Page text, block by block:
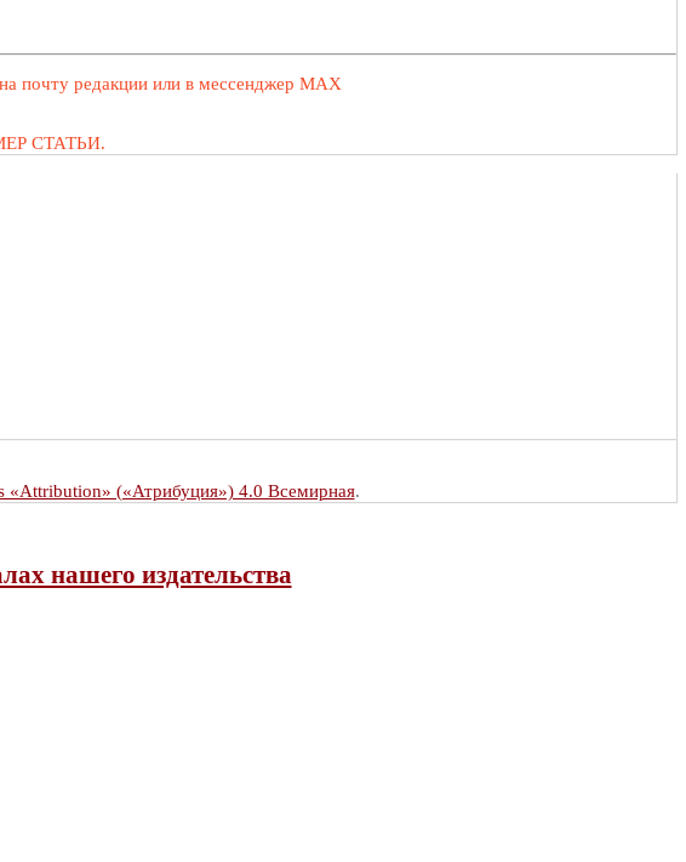
почту редакции или в мессенджер MAX
СТАТЬИ.
«Attribution» («Атрибуция») 4.0 Всемирная.
нашего издательства